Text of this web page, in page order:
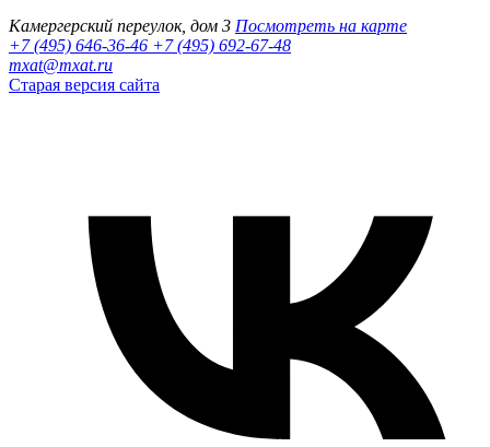
Камергерский переулок, дом 3 Посмотреть на карте
+7 (495) 646-36-46 +7 (495) 692-67-48‬
mxat@mxat.ru
Старая версия сайта